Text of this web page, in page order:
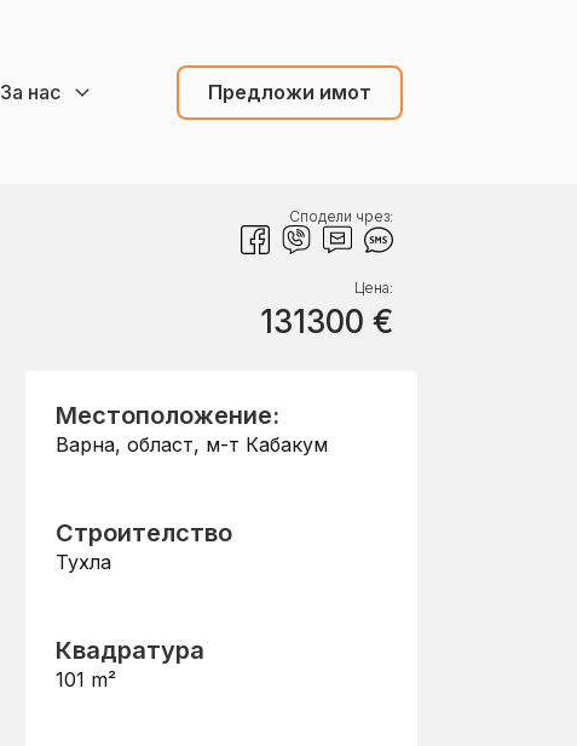
За нас Предложи имот
Сподели чрез:
Цена:
131300 €
Местоположение:
Варна, област, м-т Кабакум
Строителство
Тухла
Квадратура
101 m²